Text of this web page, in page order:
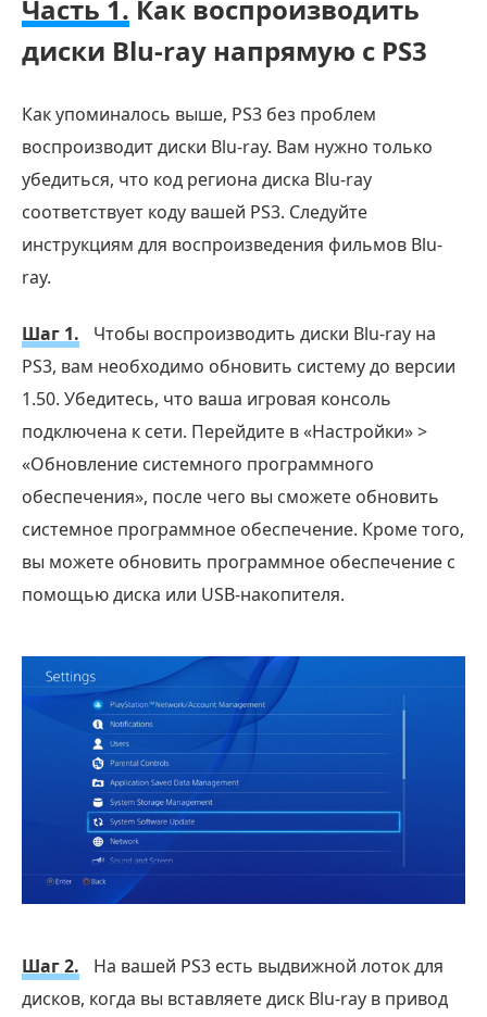
Часть 1. Как воспроизводить
диски Blu-ray напрямую с PS3
Как упоминалось выше, PS3 без проблем
воспроизводит диски Blu-ray. Вам нужно только
убедиться, что код региона диска Blu-ray
соответствует коду вашей PS3. Следуйте
инструкциям для воспроизведения фильмов Blu-
ray.
Шаг 1.
Чтобы воспроизводить диски Blu-ray на
PS3, вам необходимо обновить систему до версии
1.50. Убедитесь, что ваша игровая консоль
подключена к сети. Перейдите в «Настройки» >
«Обновление системного программного
обеспечения», после чего вы сможете обновить
системное программное обеспечение. Кроме того,
вы можете обновить программное обеспечение с
помощью диска или USB-накопителя.
Шаг 2.
На вашей PS3 есть выдвижной лоток для
дисков, когда вы вставляете диск Blu-ray в привод